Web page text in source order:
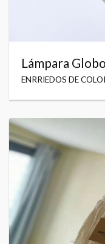
Lámpara Globo
ENRRIEDOS DE